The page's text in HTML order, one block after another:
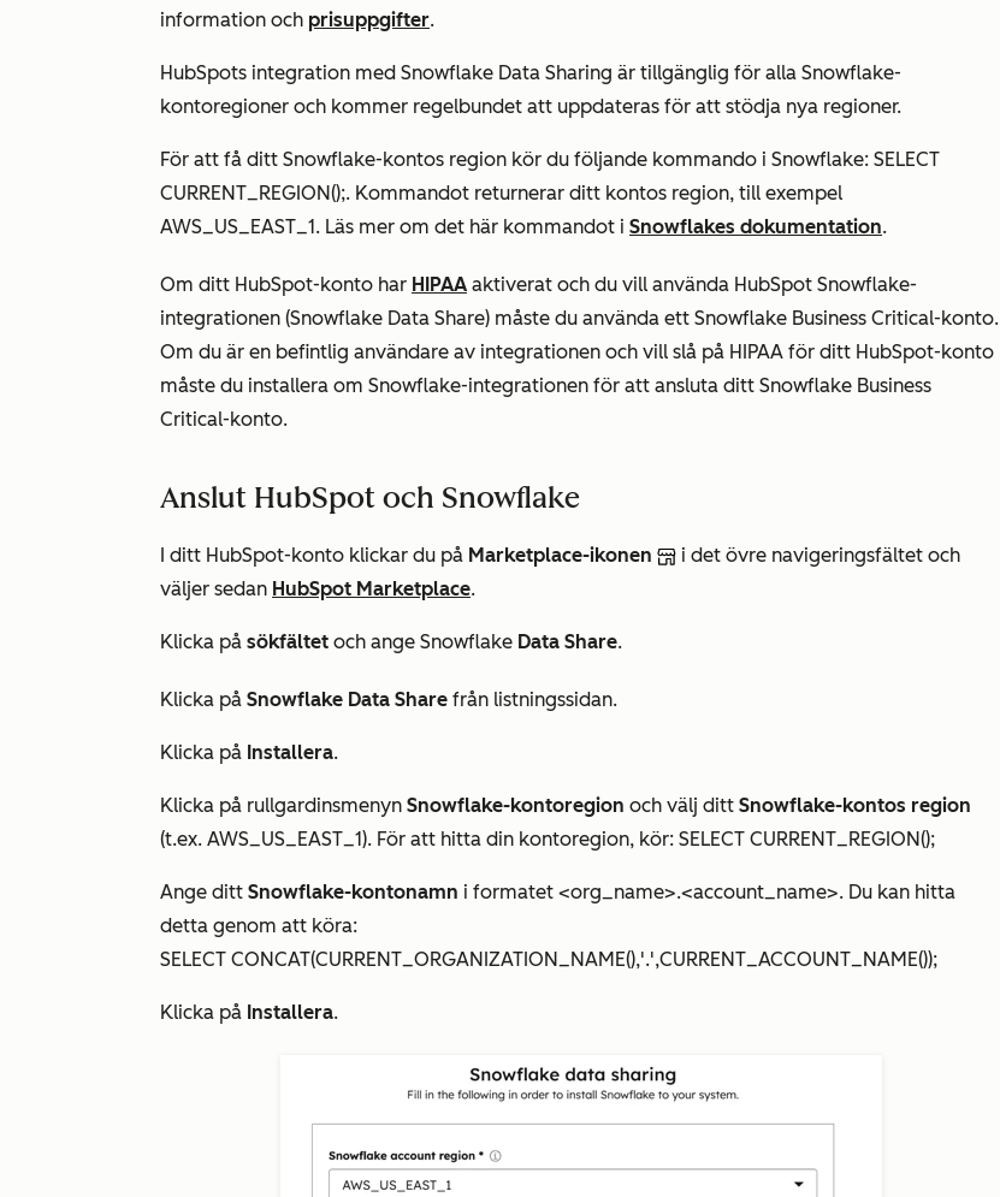
information och prisuppgifter.
HubSpots integration med Snowflake Data Sharing är tillgänglig för alla Snowflake-
kontoregioner och kommer regelbundet att uppdateras för att stödja nya regioner.
För att få ditt Snowflake-kontos region kör du följande kommando i Snowflake: SELECT
CURRENT_REGION();. Kommandot returnerar ditt kontos region, till exempel
AWS_US_EAST_1. Läs mer om det här kommandot i Snowflakes dokumentation.
Om ditt HubSpot-konto har HIPAA aktiverat och du vill använda HubSpot Snowflake-
integrationen (Snowflake Data Share) måste du använda ett Snowflake Business Critical-konto.
Om du är en befintlig användare av integrationen och vill slå på HIPAA för ditt HubSpot-konto
måste du installera om Snowflake-integrationen för att ansluta ditt Snowflake Business
Critical-konto.
Anslut HubSpot och Snowflake
I ditt HubSpot-konto klickar du på Marketplace-ikonen
i det övre navigeringsfältet och
väljer sedan HubSpot Marketplace.
Klicka på sökfältet och ange Snowflake Data Share.
Klicka på Snowflake Data Share från listningssidan.
Klicka på Installera.
Klicka på rullgardinsmenyn Snowflake-kontoregion och välj ditt Snowflake-kontos region
(t.ex. AWS_US_EAST_1). För att hitta din kontoregion, kör: SELECT CURRENT_REGION();
Ange ditt Snowflake-kontonamn i formatet <org_name>.<account_name>. Du kan hitta
detta genom att köra:
SELECT CONCAT(CURRENT_ORGANIZATION_NAME(),'.',CURRENT_ACCOUNT_NAME());
Klicka på Installera.